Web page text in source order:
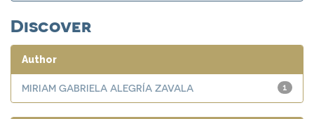
Discover
Author
1
MIRIAM GABRIELA ALEGRÍA ZAVALA